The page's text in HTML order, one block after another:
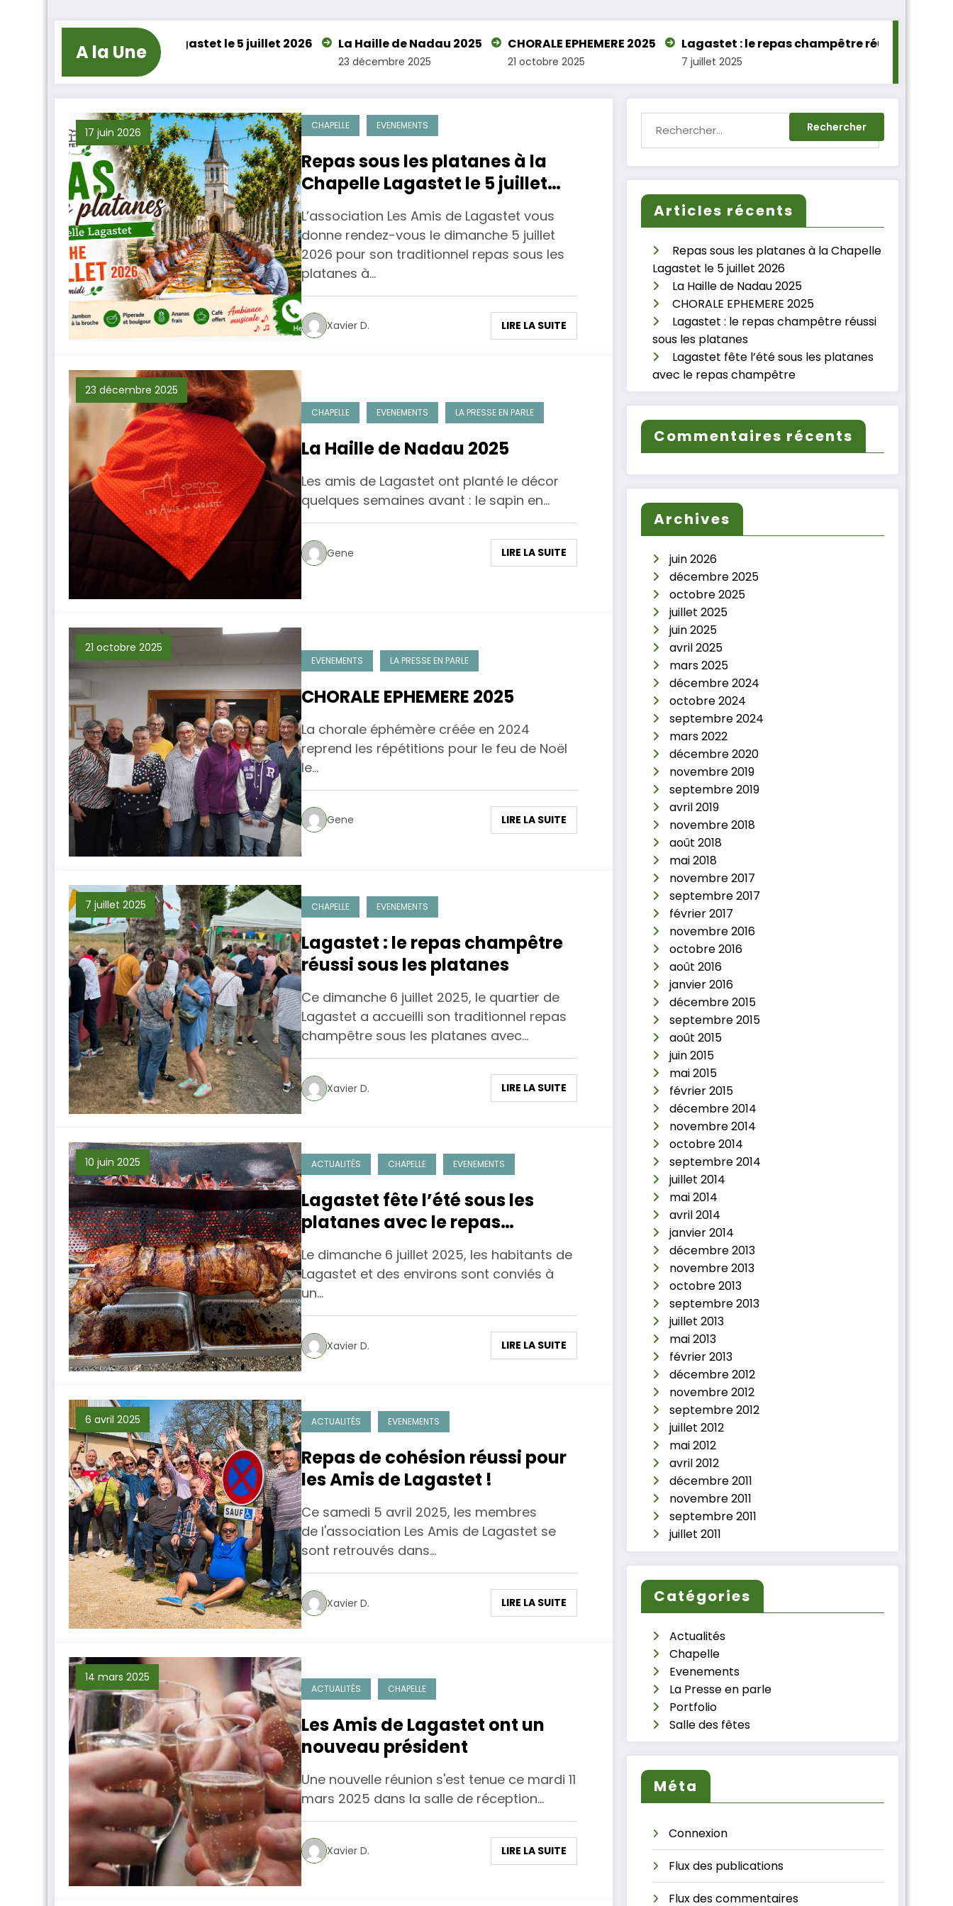
A la Une
Chapelle Lagastet le 5 juillet 2026 La Haille de Nadau 2025 CHORALE EPHEMERE 2025
21 octobre 2025
Lagastet : le repas champêtre réussi sous les platanes
7 juillet 2025
17 juin 2026
CHAPELLE EVENEMENTS
Repas sous les platanes à la
Chapelle Lagastet le 5 juillet
2026
L’association Les Amis de Lagastet vous
donne rendez-vous le dimanche 5 juillet
2026 pour son traditionnel repas sous les
platanes à…
Xavier D. LIRE LA SUITE
23 décembre 2025
CHAPELLE EVENEMENTS LA PRESSE EN PARLE
La Haille de Nadau 2025
Les amis de Lagastet ont planté le décor
quelques semaines avant : le sapin en…
Gene LIRE LA SUITE
21 octobre 2025
EVENEMENTS LA PRESSE EN PARLE
CHORALE EPHEMERE 2025
La chorale éphémère créée en 2024
reprend les répétitions pour le feu de Noël
le…
Gene LIRE LA SUITE
7 juillet 2025 CHAPELLE EVENEMENTS
Lagastet : le repas champêtre
réussi sous les platanes
Ce dimanche 6 juillet 2025, le quartier de
Lagastet a accueilli son traditionnel repas
champêtre sous les platanes avec…
Xavier D. LIRE LA SUITE
10 juin 2025 ACTUALITÉS CHAPELLE EVENEMENTS
Lagastet fête l’été sous les
platanes avec le repas
champêtre
Le dimanche 6 juillet 2025, les habitants de
Lagastet et des environs sont conviés à
un…
Xavier D. LIRE LA SUITE
6 avril 2025 ACTUALITÉS EVENEMENTS
Repas de cohésion réussi pour
les Amis de Lagastet !
Ce samedi 5 avril 2025, les membres
de l'association Les Amis de Lagastet se
sont retrouvés dans…
Xavier D. LIRE LA SUITE
14 mars 2025
ACTUALITÉS CHAPELLE
Les Amis de Lagastet ont un
nouveau président
Une nouvelle réunion s'est tenue ce mardi 11
mars 2025 dans la salle de réception…
Xavier D. LIRE LA SUITE
Articles récents
Repas sous les platanes à la Chapelle
Lagastet le 5 juillet 2026
La Haille de Nadau 2025
CHORALE EPHEMERE 2025
Lagastet : le repas champêtre réussi
sous les platanes
Lagastet fête l’été sous les platanes
avec le repas champêtre
Commentaires récents
Archives
juin 2026
décembre 2025
octobre 2025
juillet 2025
juin 2025
avril 2025
mars 2025
décembre 2024
octobre 2024
septembre 2024
mars 2022
décembre 2020
novembre 2019
septembre 2019
avril 2019
novembre 2018
août 2018
mai 2018
novembre 2017
septembre 2017
février 2017
novembre 2016
octobre 2016
août 2016
janvier 2016
décembre 2015
septembre 2015
août 2015
juin 2015
mai 2015
février 2015
décembre 2014
novembre 2014
octobre 2014
septembre 2014
juillet 2014
mai 2014
avril 2014
janvier 2014
décembre 2013
novembre 2013
octobre 2013
septembre 2013
juillet 2013
mai 2013
février 2013
décembre 2012
novembre 2012
septembre 2012
juillet 2012
mai 2012
avril 2012
décembre 2011
novembre 2011
septembre 2011
juillet 2011
Catégories
Actualités
Chapelle
Evenements
La Presse en parle
Portfolio
Salle des fêtes
Méta
Connexion
Flux des publications
Flux des commentaires